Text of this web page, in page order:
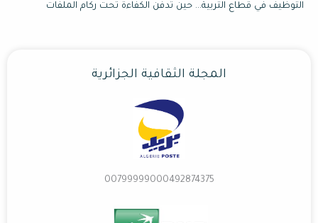
التوظيف في قطاع التربية… حين تُدفن الكفاءة تحت ركام الملفات
المجلة الثقافية الجزائرية
00799999000492874375